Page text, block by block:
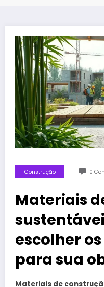
Construção 0
Materiais
escolher
para sua
Materiais de